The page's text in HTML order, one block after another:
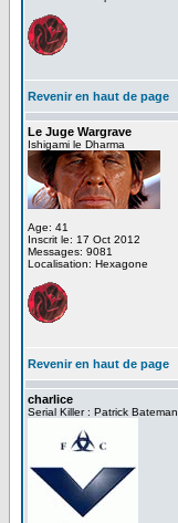
Revenir en haut de page
Le Juge Wargrave
Ishigami le Dharma
Age: 41
Inscrit le: 17 Oct 2012
Messages: 9081
Localisation: Hexagone
Revenir en haut de page
charlice
Serial Killer : Patrick Bateman